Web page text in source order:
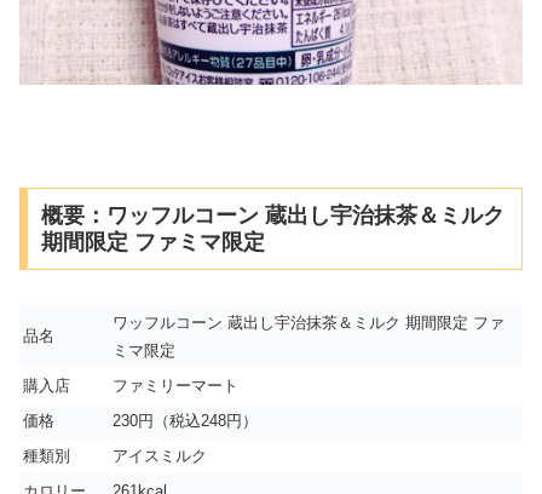
概要：ワッフルコーン 蔵出し宇治抹茶＆ミルク
期間限定 ファミマ限定
品名
ワッフルコーン 蔵出し宇治抹茶＆ミルク 期間限定 ファ
ミマ限定
購入店
ファミリーマート
価格
230円（税込248円）
種類別
アイスミルク